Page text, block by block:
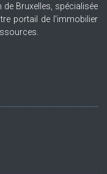
Bruxelles, spécialisée
portail de l'immobilier